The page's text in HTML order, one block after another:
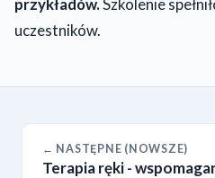
uczestników.
← NASTĘPNE (NOWSZE)
Terapia ręki -